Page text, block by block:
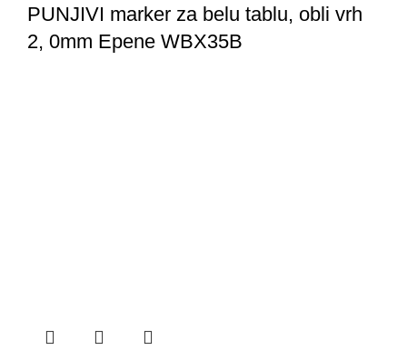
PUNJIVI marker za belu tablu, obli vrh
2, 0mm Epene WBX35B